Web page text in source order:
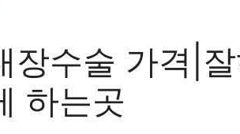
장수술 가격|
하는곳